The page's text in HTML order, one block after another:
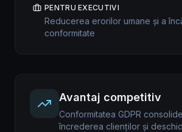
PENTRU EXECUTIVI
Reducerea erorilor umane și a
conformitate
Avantaj competitiv
Conformitatea GDPR
încrederea clienților și